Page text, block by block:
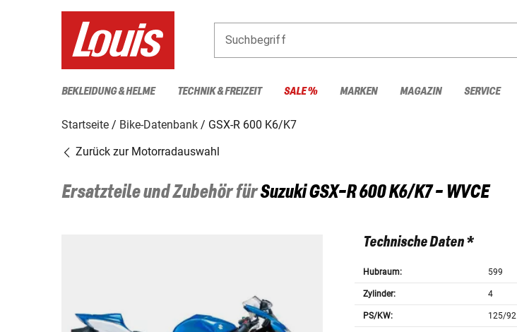
Suchbegriff
BEKLEIDUNG & HELME TECHNIK & FREIZEIT SALE % MARKEN MAGAZIN SERVICE
Startseite Bike-Datenbank
GSX-R 600 K6/K7
Zurück zur Motorradauswahl
Ersatzteile und Zubehör fürSuzukiGSX-R 600 K6/K7 - WVCE
Technische Daten *
Hubraum: 599
Zylinder: 4
PS/KW: 125/92